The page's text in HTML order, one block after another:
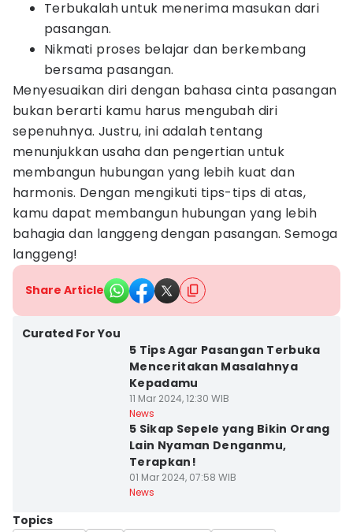
Terbukalah untuk menerima masukan dari
pasangan.
Nikmati proses belajar dan berkembang
bersama pasangan.
Menyesuaikan diri dengan bahasa cinta pasangan
bukan berarti kamu harus mengubah diri
sepenuhnya. Justru, ini adalah tentang
menunjukkan usaha dan pengertian untuk
membangun hubungan yang lebih kuat dan
harmonis. Dengan mengikuti tips-tips di atas,
kamu dapat membangun hubungan yang lebih
bahagia dan langgeng dengan pasangan. Semoga
langgeng!
Share Article
Curated For You
5 Tips Agar Pasangan Terbuka
Menceritakan Masalahnya
Kepadamu
11 Mar 2024, 12:30 WIB
News
5 Sikap Sepele yang Bikin Orang
Lain Nyaman Denganmu,
Terapkan!
01 Mar 2024, 07:58 WIB
News
Topics